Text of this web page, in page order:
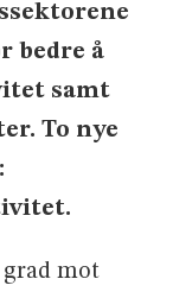
bedre å
samt
To nye
grad mot